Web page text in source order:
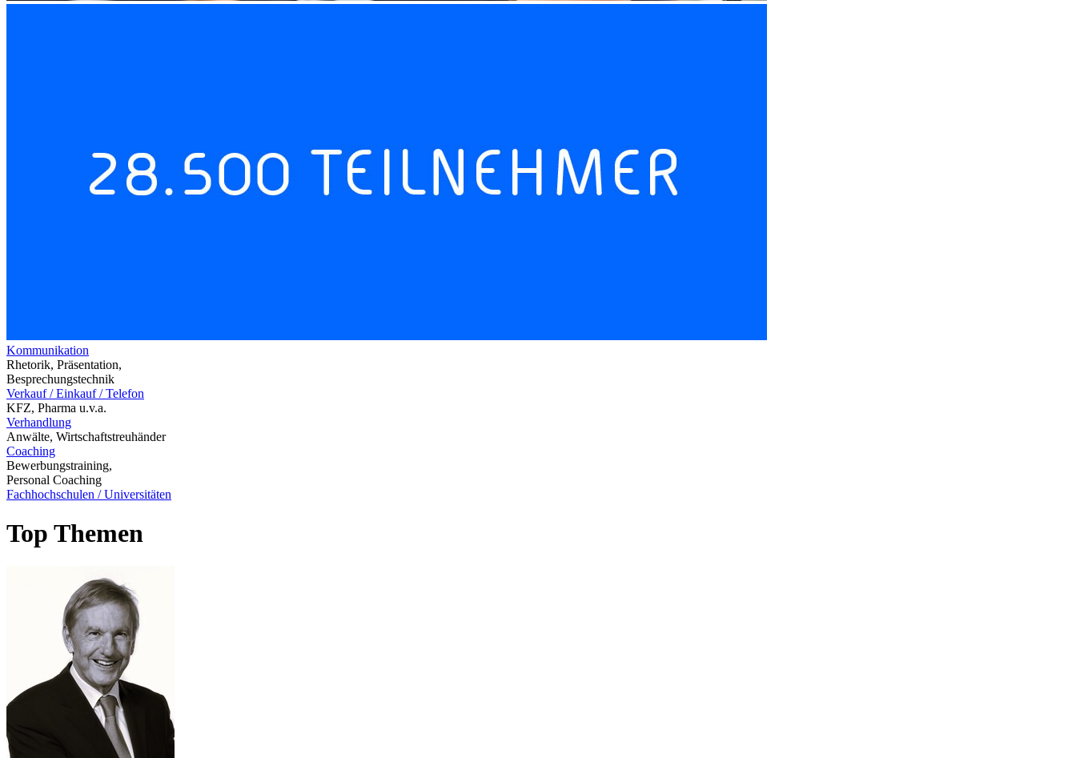
Kommunikation
Rhetorik, Präsentation,
Besprechungstechnik
Verkauf / Einkauf / Telefon
KFZ, Pharma u.v.a.
Verhandlung
Anwälte, Wirtschaftstreuhänder
Coaching
Bewerbungstraining,
Personal Coaching
Fachhochschulen / Universitäten
Top Themen